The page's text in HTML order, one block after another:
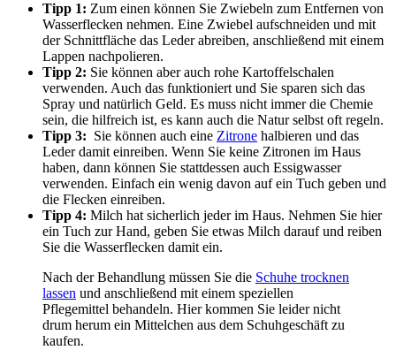
Tipp 1: Zum einen können Sie Zwiebeln zum Entfernen von
Wasserflecken nehmen. Eine Zwiebel aufschneiden und mit
der Schnittfläche das Leder abreiben, anschließend mit einem
Lappen nachpolieren.
Tipp 2: Sie können aber auch rohe Kartoffelschalen
verwenden. Auch das funktioniert und Sie sparen sich das
Spray und natürlich Geld. Es muss nicht immer die Chemie
sein, die hilfreich ist, es kann auch die Natur selbst oft regeln.
Tipp 3: Sie können auch eine Zitrone halbieren und das
Leder damit einreiben. Wenn Sie keine Zitronen im Haus
haben, dann können Sie stattdessen auch Essigwasser
verwenden. Einfach ein wenig davon auf ein Tuch geben und
die Flecken einreiben.
Tipp 4: Milch hat sicherlich jeder im Haus. Nehmen Sie hier
ein Tuch zur Hand, geben Sie etwas Milch darauf und reiben
Sie die Wasserflecken damit ein.
Nach der Behandlung müssen Sie die Schuhe trocknen
lassen und anschließend mit einem speziellen
Pflegemittel behandeln. Hier kommen Sie leider nicht
drum herum ein Mittelchen aus dem Schuhgeschäft zu
kaufen.